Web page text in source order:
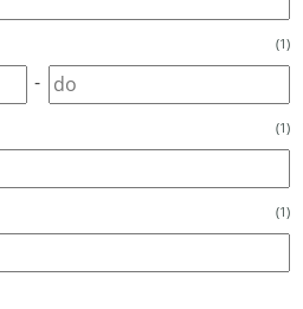
(1)
-
(1)
(1)